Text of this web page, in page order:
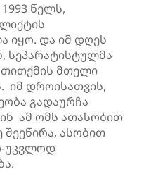
წელს,
იყო. და იმ დღეს
სეპარატისტულმა
თითქმის მთელი
იმ დროისათვის,
გადაურჩა
ამ ომს ათასობით
ასობით
უკვლოდ